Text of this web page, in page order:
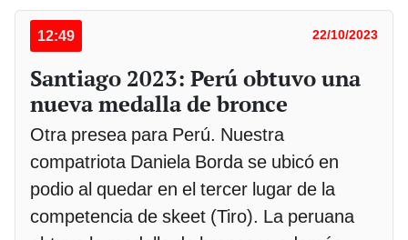
12:49 22/10/2023
Santiago 2023: Perú obtuvo una
nueva medalla de bronce
Otra presea para Perú. Nuestra
compatriota Daniela Borda se ubicó en
podio al quedar en el tercer lugar de la
competencia de skeet (Tiro). La peruana